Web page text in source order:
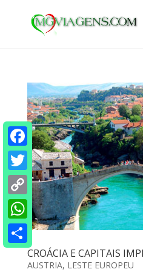
CROÁCIA E CAPITAIS
AUSTRIA, LESTE EUROPEU
Facebook
Twitter
Copy
Link
WhatsApp
Share